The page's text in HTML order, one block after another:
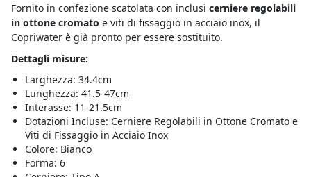
Fornito in confezione scatolata con inclusi cerniere regolabili
in ottone cromato e viti di fissaggio in acciaio inox, il
Copriwater è già pronto per essere sostituito.
Dettagli misure:
Larghezza: 34.4cm
Lunghezza: 41.5-47cm
Interasse: 11-21.5cm
Dotazioni Incluse: Cerniere Regolabili in Ottone Cromato e
Viti di Fissaggio in Acciaio Inox
Colore: Bianco
Forma: 6